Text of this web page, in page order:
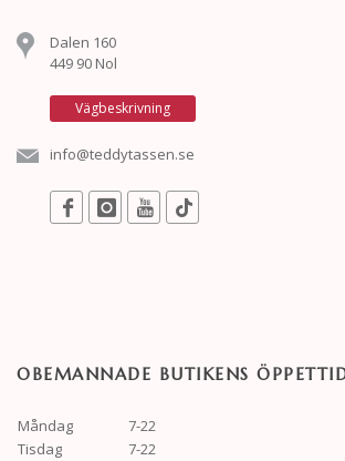
Dalen 160
449 90 Nol
Vägbeskrivning
info@teddytassen.se
OBEMANNADE BUTIKENS
Måndag
7-22
Tisdag
7-22